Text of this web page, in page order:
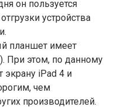
он пользуется
устройства
планшет имеет
При этом, по данному
экрану iPad 4 и
чем
производителей.